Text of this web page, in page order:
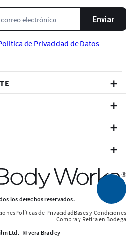
Enviar
de Privacidad de Datos
los derechos reservados.
Políticas de PrivacidadBases y Condiciones
Compra y Retira en Bodega
Ltd. | © vera Bradley